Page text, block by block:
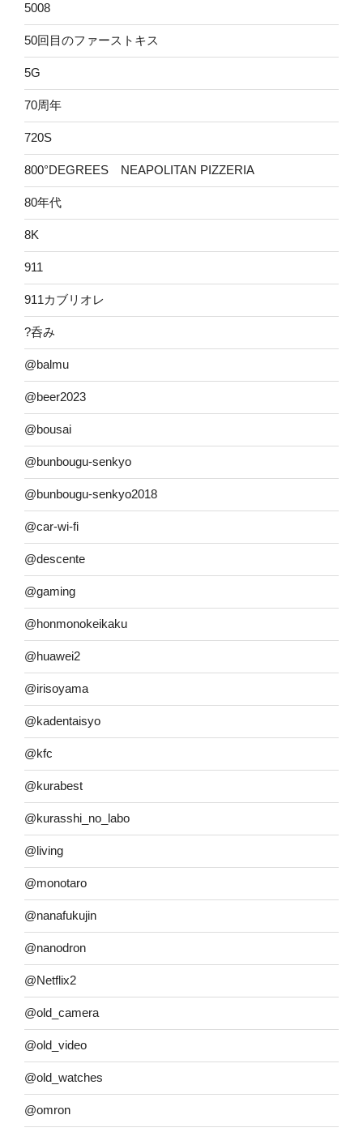
5008
50回目のファーストキス
5G
70周年
720S
800°DEGREES NEAPOLITAN PIZZERIA
80年代
8K
911
911カブリオレ
?呑み
@balmu
@beer2023
@bousai
@bunbougu-senkyo
@bunbougu-senkyo2018
@car-wi-fi
@descente
@gaming
@honmonokeikaku
@huawei2
@irisoyama
@kadentaisyo
@kfc
@kurabest
@kurasshi_no_labo
@living
@monotaro
@nanafukujin
@nanodron
@Netflix2
@old_camera
@old_video
@old_watches
@omron